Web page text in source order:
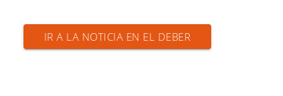
IR A LA NOTICIA EN EL DEBER